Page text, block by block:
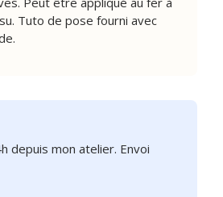
Tuto de pose fourni avec
depuis mon atelier. Envoi